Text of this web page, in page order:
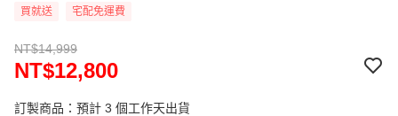
買就送 宅配免運費
NT$14,999
NT$12,800
訂製商品：預計 3 個工作天出貨